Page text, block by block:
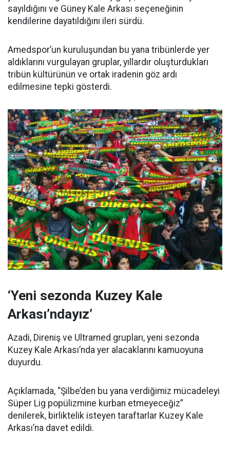
sayıldığını ve Güney Kale Arkası seçeneğinin
kendilerine dayatıldığını ileri sürdü.
Amedspor’un kuruluşundan bu yana tribünlerde yer
aldıklarını vurgulayan gruplar, yıllardır oluşturdukları
tribün kültürünün ve ortak iradenin göz ardı
edilmesine tepki gösterdi.
‘Yeni sezonda Kuzey Kale
Arkası’ndayız’
Azadi, Direniş ve Ultramed grupları, yeni sezonda
Kuzey Kale Arkası’nda yer alacaklarını kamuoyuna
duyurdu.
Açıklamada, “Şilbe’den bu yana verdiğimiz mücadeleyi
Süper Lig popülizmine kurban etmeyeceğiz”
denilerek, birliktelik isteyen taraftarlar Kuzey Kale
Arkası’na davet edildi.